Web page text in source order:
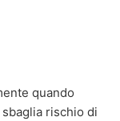
quando
rischio di